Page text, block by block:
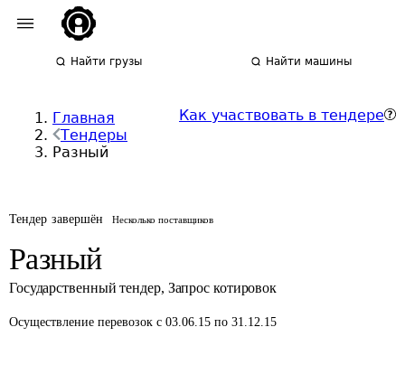
Найти грузы Найти машины
Главная
Тендеры
Разный
Как участвовать в тендере
Тендер завершён Несколько поставщиков
Разный
Государственный тендер, Запрос котировок
Осуществление перевозок с 03.06.15 по 31.12.15